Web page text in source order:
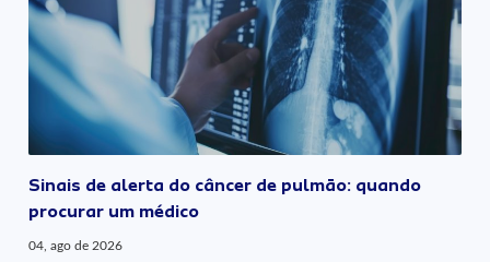
Sinais de alerta do câncer de pulmão: quando
procurar um médico
04, ago de 2026